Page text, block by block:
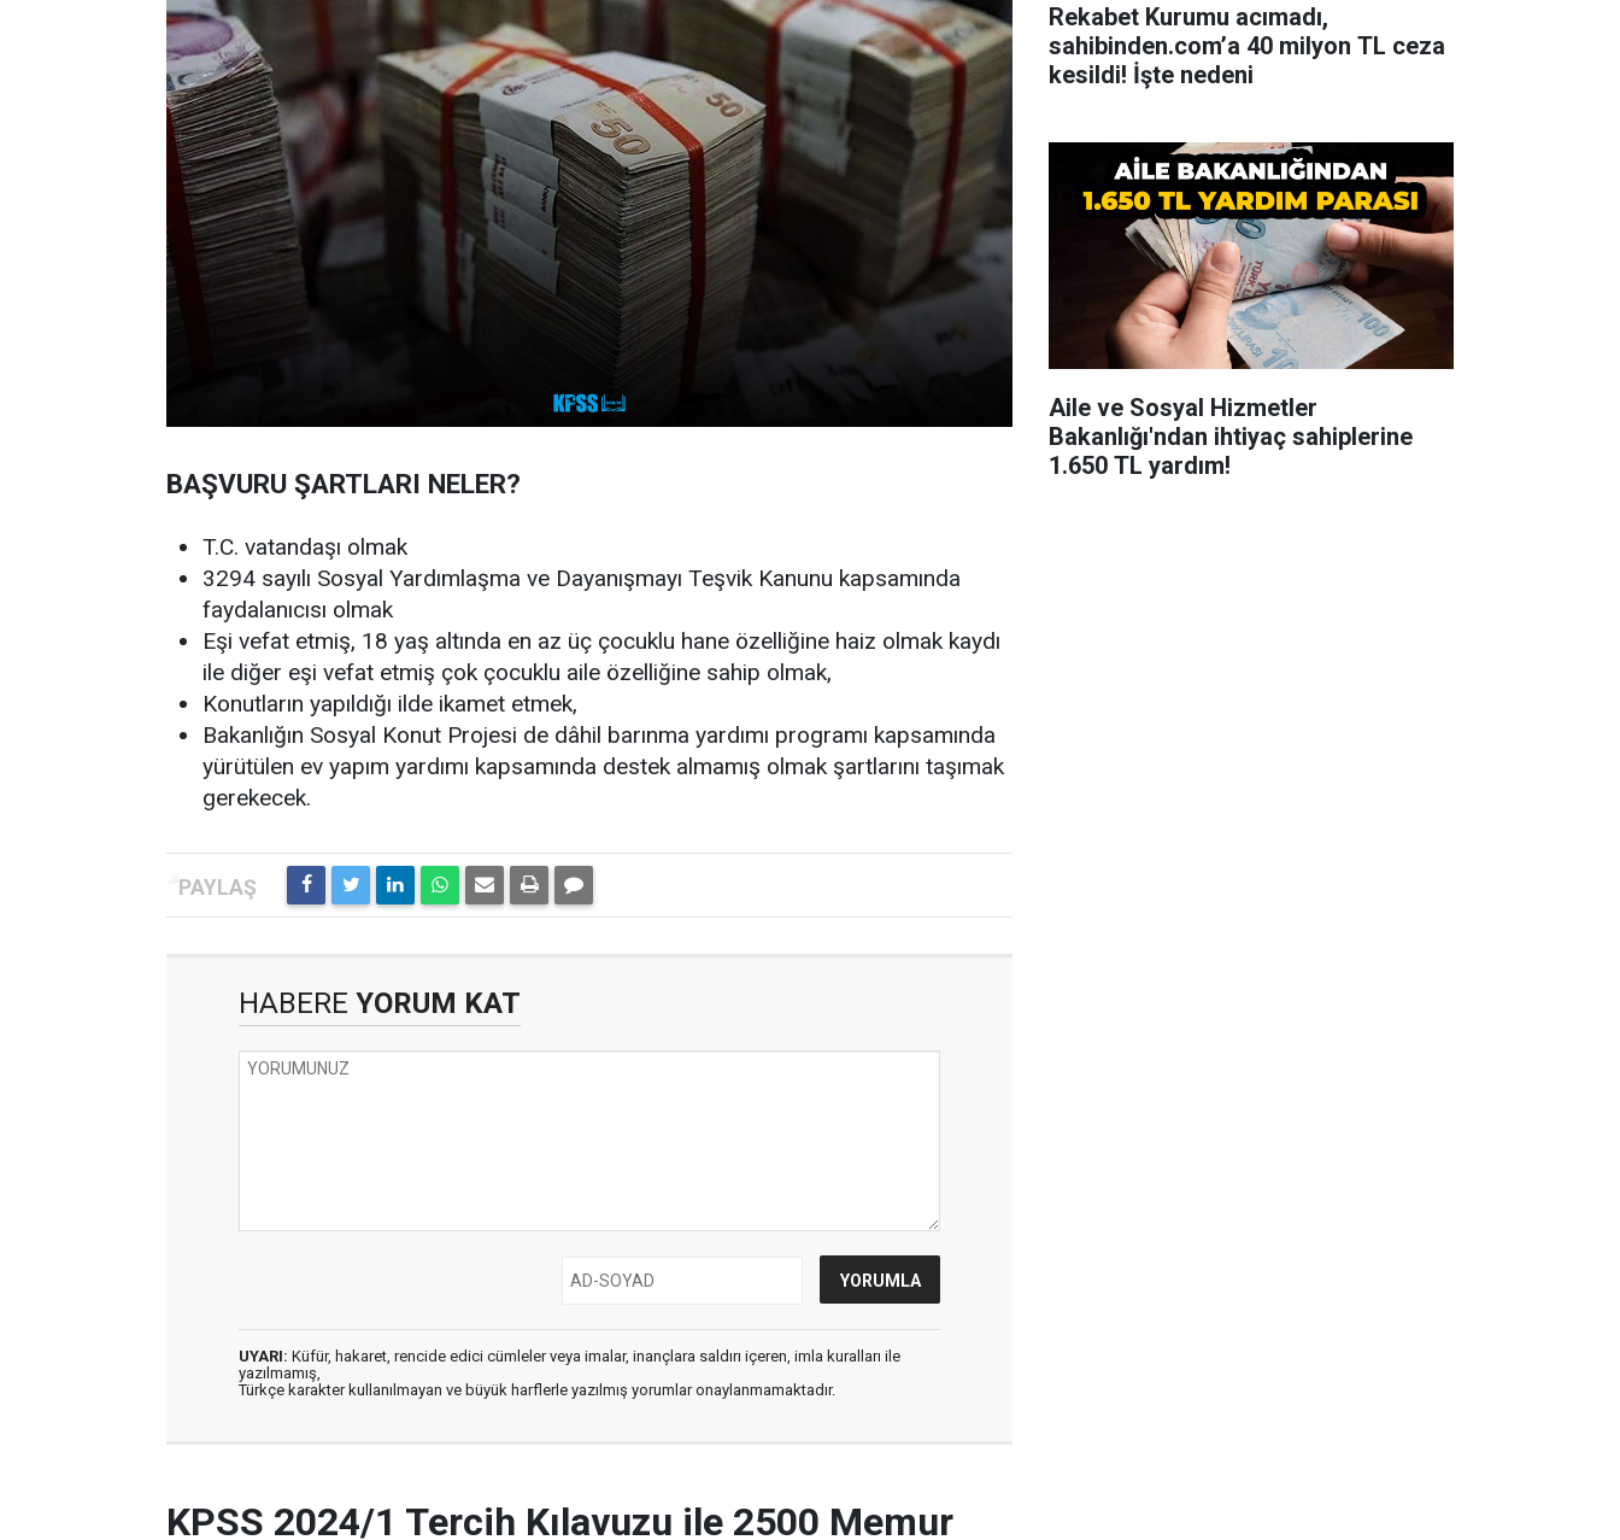
BAŞVURU ŞARTLARI NELER?
T.C. vatandaşı olmak
3294 sayılı Sosyal Yardımlaşma ve Dayanışmayı Teşvik Kanunu kapsamında
faydalanıcısı olmak
Eşi vefat etmiş, 18 yaş altında en az üç çocuklu hane özelliğine haiz olmak kaydı
ile diğer eşi vefat etmiş çok çocuklu aile özelliğine sahip olmak,
Konutların yapıldığı ilde ikamet etmek,
Bakanlığın Sosyal Konut Projesi de dâhil barınma yardımı programı kapsamında
yürütülen ev yapım yardımı kapsamında destek almamış olmak şartlarını taşımak
gerekecek.
HABERE YORUM KAT
UYARI: Küfür, hakaret, rencide edici cümleler veya imalar, inançlara saldırı içeren, imla kuralları ile
yazılmamış,
Türkçe karakter kullanılmayan ve büyük harflerle yazılmış yorumlar onaylanmamaktadır.
KPSS 2024/1 Tercih Kılavuzu ile 2500 Memur
Rekabet Kurumu acımadı,
sahibinden.com’a 40 milyon TL ceza
kesildi! İşte nedeni
Aile ve Sosyal Hizmetler
Bakanlığı'ndan ihtiyaç sahiplerine
1.650 TL yardım!